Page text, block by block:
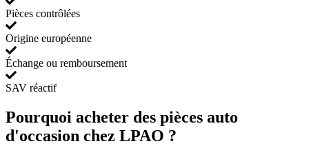
Pièces contrôlées
Origine européenne
Échange ou remboursement
SAV réactif
Pourquoi acheter des pièces auto
d'occasion chez LPAO ?